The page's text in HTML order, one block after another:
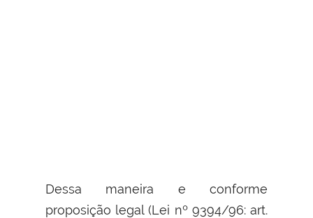
Dessa maneira e conforme
proposição legal (Lei nº 9394/96: art.